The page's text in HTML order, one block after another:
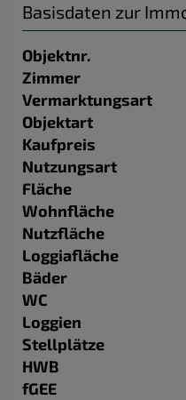
Basisdaten zur
Objektnr.
Zimmer
Vermarktungsart
Objektart
Kaufpreis
Nutzungsart
Fläche
Wohnfläche
Nutzfläche
Loggiafläche
Bäder
WC
Loggien
Stellplätze
HWB
fGEE